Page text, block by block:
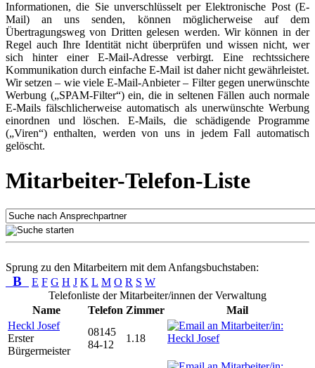
Informationen, die Sie unverschlüsselt per Elektronische Post (E-
Mail) an uns senden, können möglicherweise auf dem
Übertragungsweg von Dritten gelesen werden. Wir können in der
Regel auch Ihre Identität nicht überprüfen und wissen nicht, wer
sich hinter einer E-Mail-Adresse verbirgt. Eine rechtssichere
Kommunikation durch einfache E-Mail ist daher nicht gewährleistet.
Wir setzen – wie viele E-Mail-Anbieter – Filter gegen unerwünschte
Werbung („SPAM-Filter“) ein, die in seltenen Fällen auch normale
E-Mails fälschlicherweise automatisch als unerwünschte Werbung
einordnen und löschen. E-Mails, die schädigende Programme
(„Viren“) enthalten, werden von uns in jedem Fall automatisch
gelöscht.
Mitarbeiter-Telefon-Liste
Sprung zu den Mitarbeitern mit dem Anfangsbuchstaben:
B E F G H J K L M O R S W
Telefonliste der Mitarbeiter/innen der Verwaltung
Name
Telefon Zimmer
Mail
Heckl Josef
Erster
Bürgermeister
08145
84-12
1.18